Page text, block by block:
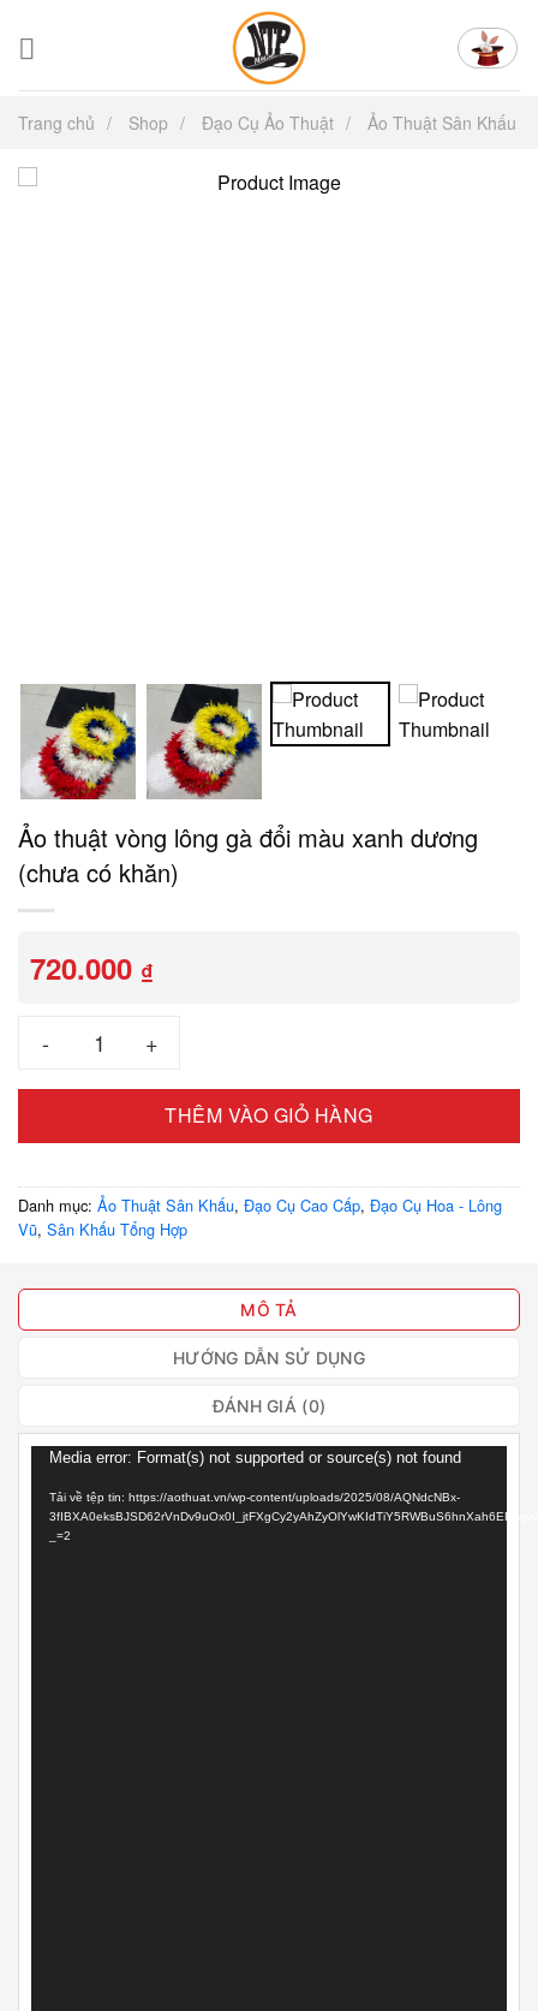
đến
Trang chủ Shop Đạo Cụ Ảo Thuật Ảo Thuật Sân Khấu
Ảo thuật vòng lông gà đổi màu xanh dương
(chưa có khăn)
720.000 ₫
THÊM VÀO GIỎ HÀNG
Danh mục: Ảo Thuật Sân Khấu, Đạo Cụ Cao Cấp, Đạo Cụ Hoa - Lông
Vũ, Sân Khấu Tổng Hợp
MÔ TẢ
HƯỚNG DẪN SỬ DỤNG
ĐÁNH GIÁ (0)
Trình
chơi
Video
Media error: Format(s) not supported or source(s) not found
Tải về tệp tin: https://aothuat.vn/wp-content/uploads/2025/08/AQNdcNBx-
_=2